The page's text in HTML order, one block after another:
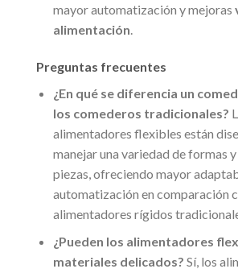
mayor automatización y mejoras
alimentación
Preguntas frecuentes
¿En qué se diferencia un
los comederos tradicionales?
alimentadores flexibles están
manejar una variedad de formas
piezas, ofreciendo mayor
automatización en comparación
alimentadores rígidos
¿Pueden los alimentadores
materiales delicados? Sí, los